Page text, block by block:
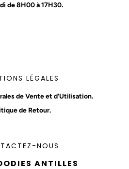
de 8H00 à 17H30.
LÉGALES
de Vente et d'Utilisation.
de Retour.
NOUS
ANTILLES